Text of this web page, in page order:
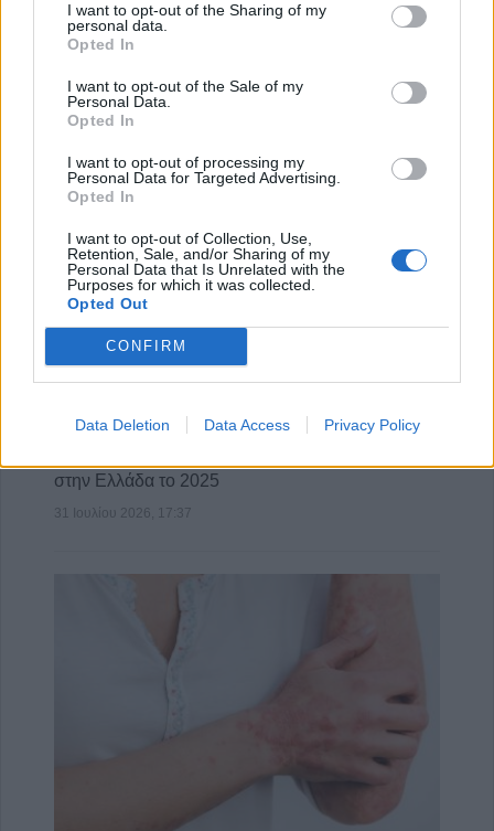
I want to opt-out of the Sharing of my
personal data.
Opted In
I want to opt-out of the Sale of my
Personal Data.
Opted In
I want to opt-out of processing my
Personal Data for Targeted Advertising.
Opted In
I want to opt-out of Collection, Use,
Retention, Sale, and/or Sharing of my
Personal Data that Is Unrelated with the
Purposes for which it was collected.
Opted Out
CONFIRM
Data Deletion Data Access Privacy Policy
ΥΓΕΙΑ
στην Ελλάδα το 2025
31 Ιουλίου 2026, 17:37